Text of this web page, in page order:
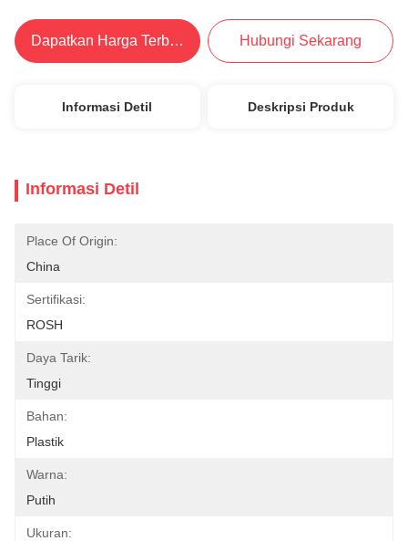
Dapatkan Harga Terbaik Hubungi Sekarang
Informasi Detil Deskripsi Produk
Informasi Detil
Place Of Origin:
China
Sertifikasi:
ROSH
Daya Tarik:
Tinggi
Bahan:
Plastik
Warna:
Putih
Ukuran: